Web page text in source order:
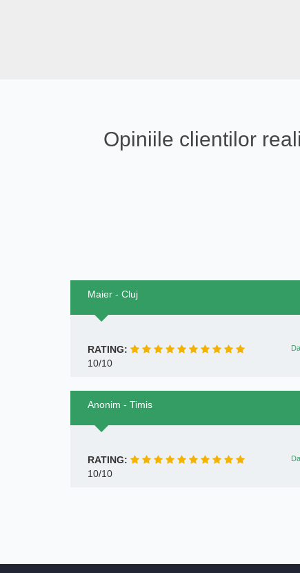
Opiniile clientilor
Maier - Cluj
RATING:
10/10
Anonim - Timis
RATING:
10/10